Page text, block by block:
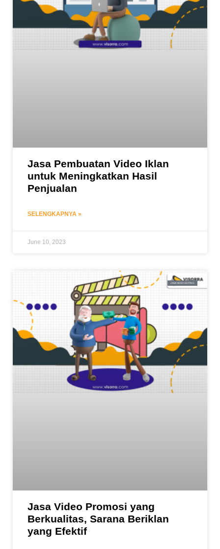
Jasa Pembuatan Video Iklan
untuk Meningkatkan Hasil
Penjualan
SELENGKAPNYA »
June 10, 2023
JASA VIDEO EDITING
Jasa Video Promosi yang
Berkualitas, Sarana Beriklan
yang Efektif